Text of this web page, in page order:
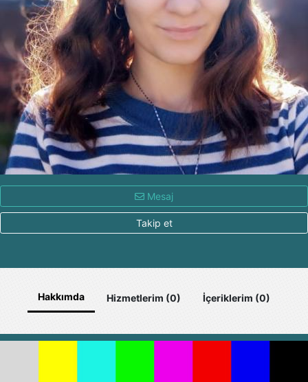
Mesaj
Takip et
Hakkımda Hizmetlerim (0) İçeriklerim (0)